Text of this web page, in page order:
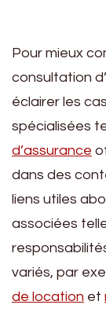
Pour mieux
consultation
éclairer les
spécialisées
d’assurance
dans des
liens utiles
associées
variés, par
de location et